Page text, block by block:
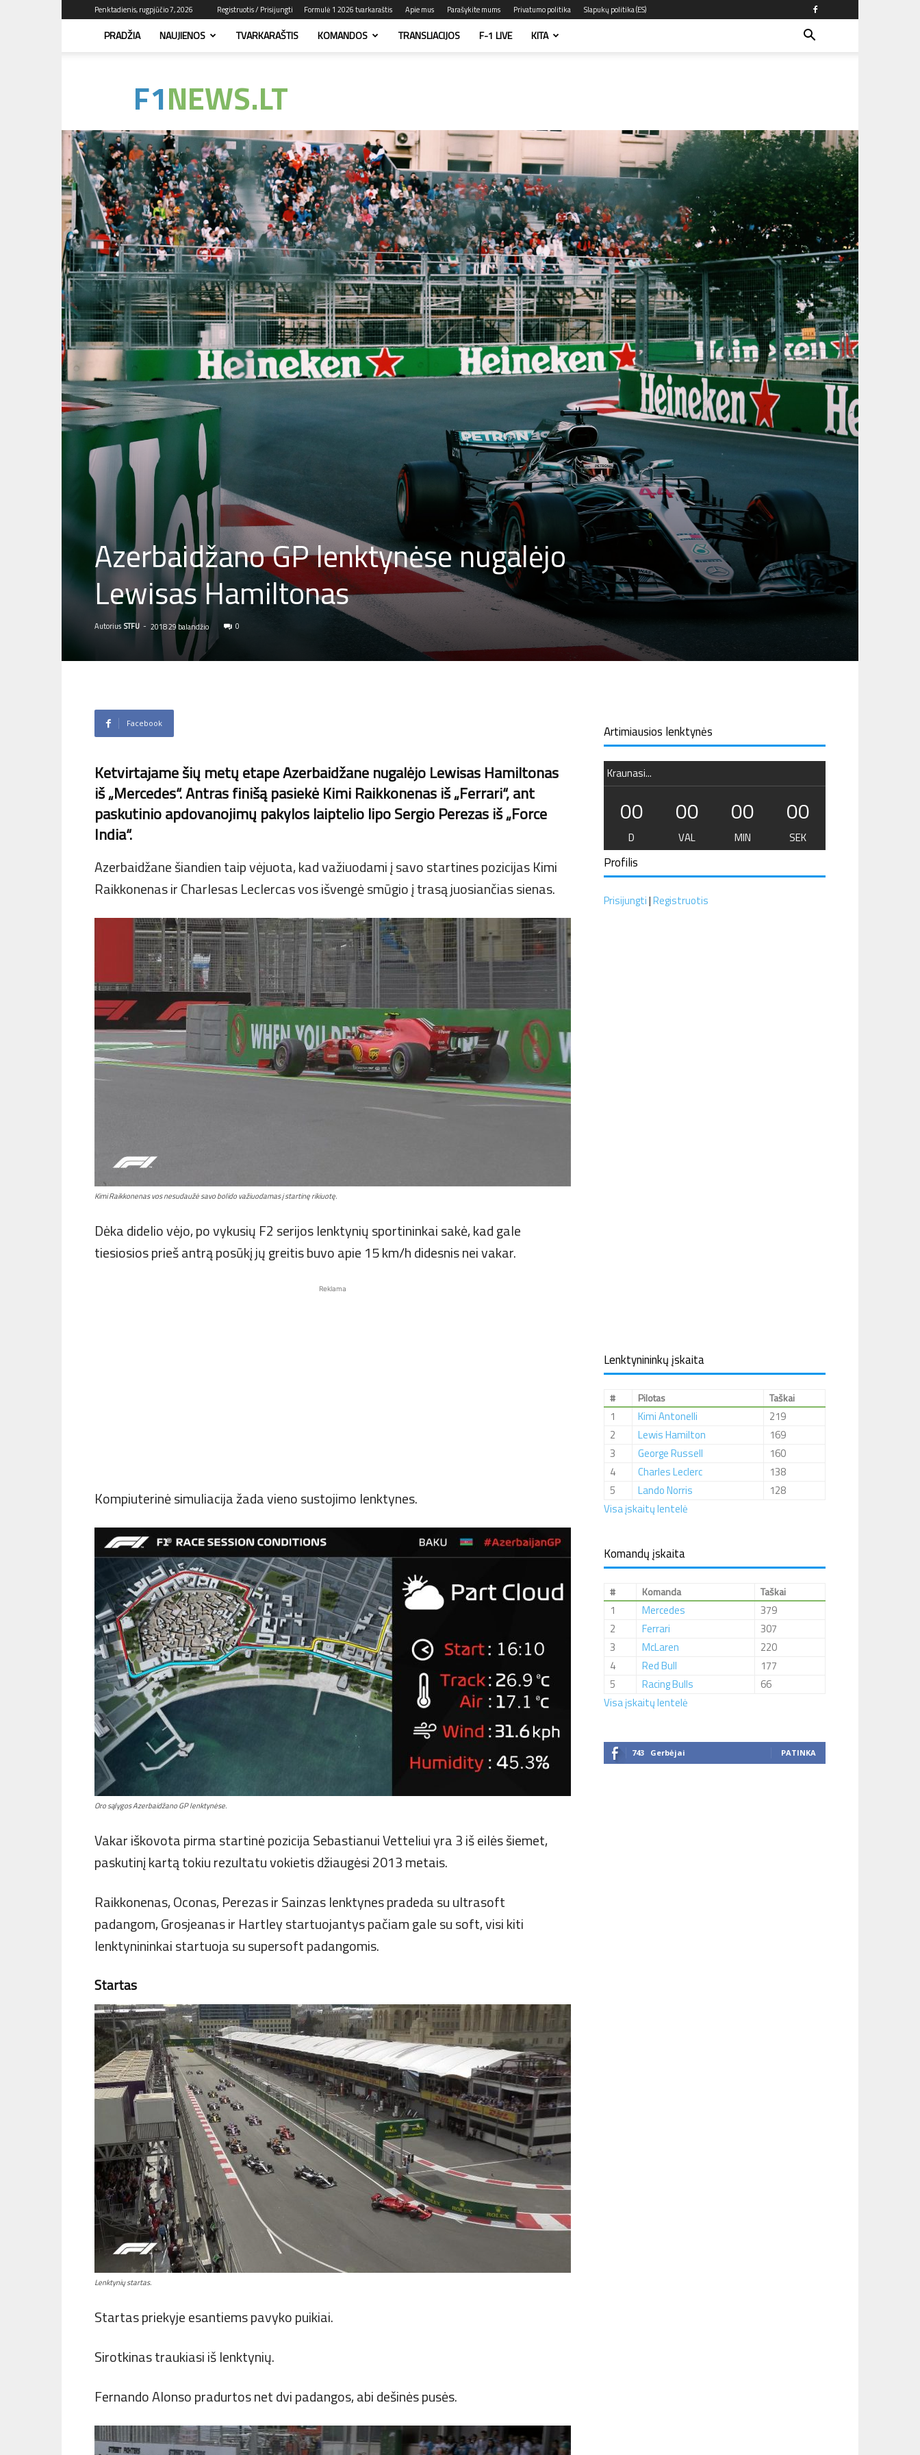
Penktadienis, rugpjūčio 7, 2026 Registruotis / Prisijungti Formulė 1 2026 tvarkaraštis Apie mus Parašykite mums Privatumo politika Slapukų politika (ES)
PRADŽIA NAUJIENOS TVARKARAŠTIS KOMANDOS TRANSLIACIJOS F-1 LIVE KITA
sužinok
Azerbaidžano GP lenktynėse nugalėjo
Lewisas Hamiltonas
Autorius STFU - 2018 29 balandžio 0
Facebook
Ketvirtajame šių metų etape Azerbaidžane nugalėjo Lewisas Hamiltonas
iš „Mercedes“. Antras finišą pasiekė Kimi Raikkonenas iš „Ferrari“, ant
paskutinio apdovanojimų pakylos laiptelio lipo Sergio Perezas iš „Force
India“.
Azerbaidžane šiandien taip vėjuota, kad važiuodami į savo startines pozicijas Kimi
Raikkonenas ir Charlesas Leclercas vos išvengė smūgio į trasą juosiančias sienas.
Kimi Raikkonenas vos nesudaužė savo bolido važiuodamas į startinę rikiuotę.
Dėka didelio vėjo, po vykusių F2 serijos lenktynių sportininkai sakė, kad gale
tiesiosios prieš antrą posūkį jų greitis buvo apie 15 km/h didesnis nei vakar.
Reklama
Kompiuterinė simuliacija žada vieno sustojimo lenktynes.
Oro sąlygos Azerbaidžano GP lenktynėse.
Vakar iškovota pirma startinė pozicija Sebastianui Vetteliui yra 3 iš eilės šiemet,
paskutinį kartą tokiu rezultatu vokietis džiaugėsi 2013 metais.
Raikkonenas, Oconas, Perezas ir Sainzas lenktynes pradeda su ultrasoft
padangom, Grosjeanas ir Hartley startuojantys pačiam gale su soft, visi kiti
lenktynininkai startuoja su supersoft padangomis.
Startas
Lenktynių startas.
Startas priekyje esantiems pavyko puikiai.
Sirotkinas traukiasi iš lenktynių.
Fernando Alonso pradurtos net dvi padangos, abi dešinės pusės.
Artimiausios lenktynės
Kraunasi...
00
D
00
VAL
00
MIN
00
SEK
Profilis
Prisijungti|Registruotis
Lenktynininkų įskaita
# Pilotas Taškai
1 Kimi Antonelli
219
2
Lewis Hamilton
169
3
George Russell
160
4
Charles Leclerc
138
5
Lando Norris
128
Visa įskaitų lentelė
Komandų įskaita
# Komanda Taškai
1 Mercedes
379
2
Ferrari
307
3
McLaren
220
4
Red Bull
177
5
Racing Bulls
66
Visa įskaitų lentelė
743 Gerbėjai PATINKA